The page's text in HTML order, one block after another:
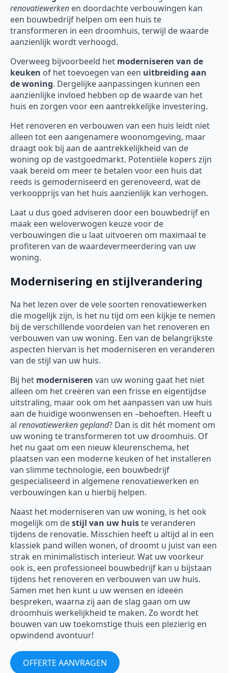
renovatiewerken en doordachte verbouwingen kan
een bouwbedrijf helpen om een huis te
transformeren in een droomhuis, terwijl de waarde
aanzienlijk wordt verhoogd.
Overweeg bijvoorbeeld het moderniseren van de
keuken of het toevoegen van een uitbreiding aan
de woning. Dergelijke aanpassingen kunnen een
aanzienlijke invloed hebben op de waarde van het
huis en zorgen voor een aantrekkelijke investering.
Het renoveren en verbouwen van een huis leidt niet
alleen tot een aangenamere woonomgeving, maar
draagt ook bij aan de aantrekkelijkheid van de
woning op de vastgoedmarkt. Potentiële kopers zijn
vaak bereid om meer te betalen voor een huis dat
reeds is gemoderniseerd en gerenoveerd, wat de
verkoopprijs van het huis aanzienlijk kan verhogen.
Laat u dus goed adviseren door een bouwbedrijf en
maak een weloverwogen keuze voor de
verbouwingen die u laat uitvoeren om maximaal te
profiteren van de waardevermeerdering van uw
woning.
Modernisering en stijlverandering
Na het lezen over de vele soorten renovatiewerken
die mogelijk zijn, is het nu tijd om een kijkje te nemen
bij de verschillende voordelen van het renoveren en
verbouwen van uw woning. Een van de belangrijkste
aspecten hiervan is het moderniseren en veranderen
van de stijl van uw huis.
Bij het moderniseren van uw woning gaat het niet
alleen om het creëren van een frisse en eigentijdse
uitstraling, maar ook om het aanpassen van uw huis
aan de huidige woonwensen en –behoeften. Heeft u
al renovatiewerken gepland? Dan is dit hét moment om
uw woning te transformeren tot uw droomhuis. Of
het nu gaat om een nieuw kleurenschema, het
plaatsen van een moderne keuken of het installeren
van slimme technologie, een bouwbedrijf
gespecialiseerd in algemene renovatiewerken en
verbouwingen kan u hierbij helpen.
Naast het moderniseren van uw woning, is het ook
mogelijk om destijl van uw huiste veranderen
tijdens de renovatie. Misschien heeft u altijd al in een
klassiek pand willen wonen, of droomt u juist van een
strak en minimalistisch interieur. Wat uw voorkeur
ook is, een professioneel bouwbedrijf kan u bijstaan
tijdens het renoveren en verbouwen van uw huis.
Samen met hen kunt u uw wensen en ideeën
bespreken, waarna zij aan de slag gaan om uw
droomhuis werkelijkheid te maken. Zo wordt het
bouwen van uw toekomstige thuis een plezierig en
opwindend avontuur!
OFFERTE AANVRAGEN